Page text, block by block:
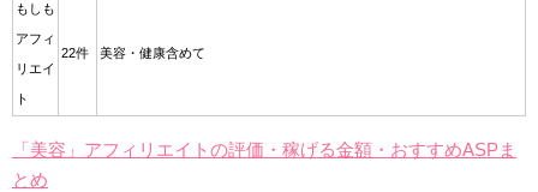
もしも
アフィ
リエイ
ト
22件 美容・健康含めて
「美容」アフィリエイトの評価・稼げる金額・おすすめASPま
とめ